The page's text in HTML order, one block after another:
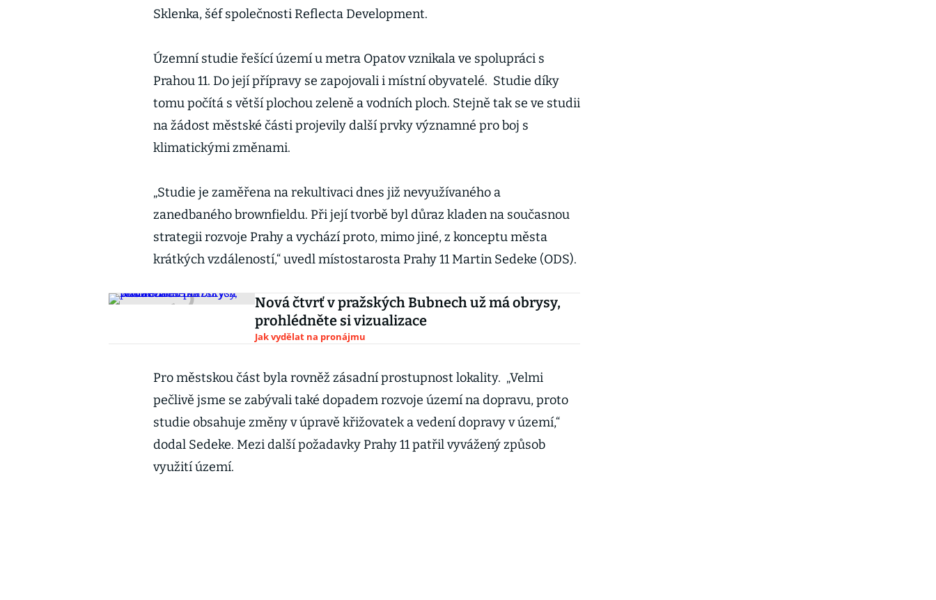
Sklenka, šéf společnosti Reflecta Development.
Územní studie řešící území u metra Opatov vznikala ve spolupráci s
Prahou 11. Do její přípravy se zapojovali i místní obyvatelé. Studie díky
tomu počítá s větší plochou zeleně a vodních ploch. Stejně tak se ve studii
na žádost městské části projevily další prvky významné pro boj s
klimatickými změnami.
„Studie je zaměřena na rekultivaci dnes již nevyužívaného a
zanedbaného brownfieldu. Při její tvorbě byl důraz kladen na současnou
strategii rozvoje Prahy a vychází proto, mimo jiné, z konceptu města
krátkých vzdáleností,“ uvedl místostarosta Prahy 11 Martin Sedeke (ODS).
Nová čtvrť v pražských Bubnech už má obrysy,
prohlédněte si vizualizace
Jak vydělat na pronájmu
Pro městskou část byla rovněž zásadní prostupnost lokality. „Velmi
pečlivě jsme se zabývali také dopadem rozvoje území na dopravu, proto
studie obsahuje změny v úpravě křižovatek a vedení dopravy v území,“
dodal Sedeke. Mezi další požadavky Prahy 11 patřil vyvážený způsob
využití území.